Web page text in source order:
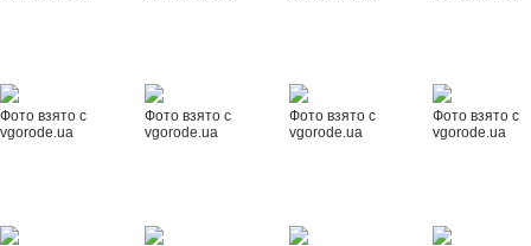
Фото взято с
vgorode.ua
Фото взято с
vgorode.ua
Фото взято с
vgorode.ua
Фото взято с
vgorode.ua